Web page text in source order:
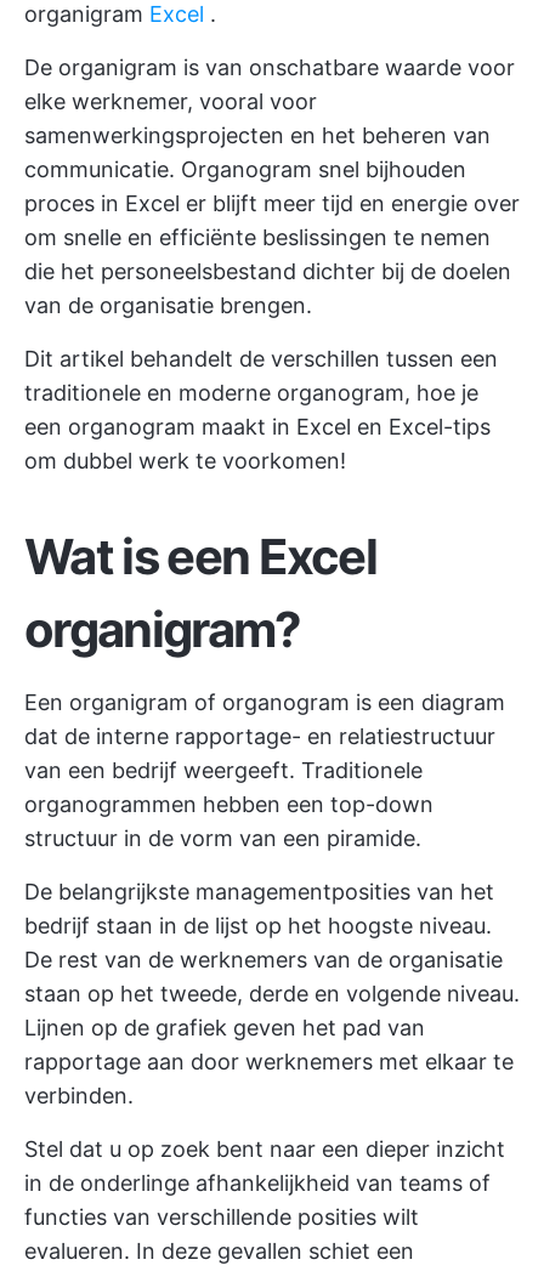
organigram Excel .
De organigram is van onschatbare waarde voor
elke werknemer, vooral voor
samenwerkingsprojecten en het beheren van
communicatie. Organogram snel bijhouden
proces in Excel er blijft meer tijd en energie over
om snelle en efficiënte beslissingen te nemen
die het personeelsbestand dichter bij de doelen
van de organisatie brengen.
Dit artikel behandelt de verschillen tussen een
traditionele en moderne organogram, hoe je
een organogram maakt in Excel en Excel-tips
om dubbel werk te voorkomen!
Wat is een Excel
organigram?
Een organigram of organogram is een diagram
dat de interne rapportage- en relatiestructuur
van een bedrijf weergeeft. Traditionele
organogrammen hebben een top-down
structuur in de vorm van een piramide.
De belangrijkste managementposities van het
bedrijf staan in de lijst op het hoogste niveau.
De rest van de werknemers van de organisatie
staan op het tweede, derde en volgende niveau.
Lijnen op de grafiek geven het pad van
rapportage aan door werknemers met elkaar te
verbinden.
Stel dat u op zoek bent naar een dieper inzicht
in de onderlinge afhankelijkheid van teams of
functies van verschillende posities wilt
evalueren. In deze gevallen schiet een